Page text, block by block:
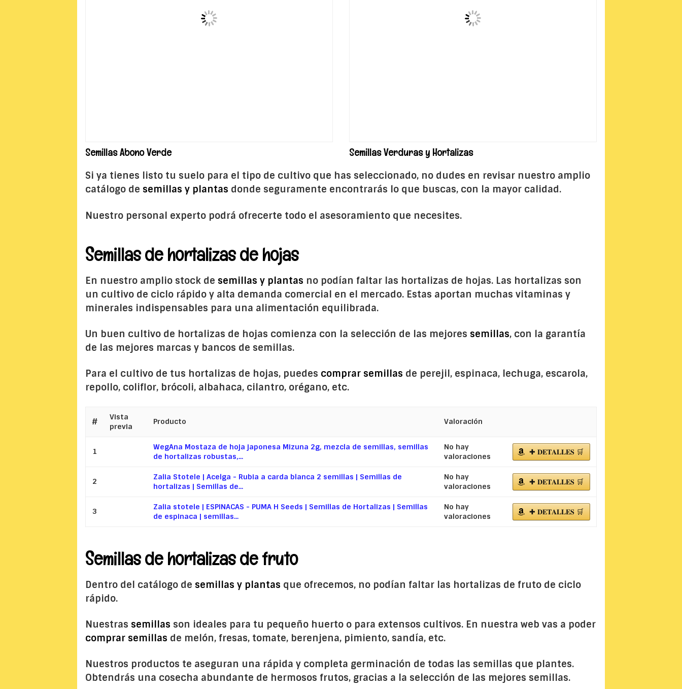
Semillas Abono Verde Semillas Verduras y Hortalizas
Si ya tienes listo tu suelo para el tipo de cultivo que has seleccionado, no dudes en revisar nuestro amplio
catálogo de semillas y plantas donde seguramente encontrarás lo que buscas, con la mayor calidad.
Nuestro personal experto podrá ofrecerte todo el asesoramiento que necesites.
Semillas de hortalizas de hojas
En nuestro amplio stock de semillas y plantas no podían faltar las hortalizas de hojas. Las hortalizas son
un cultivo de ciclo rápido y alta demanda comercial en el mercado. Estas aportan muchas vitaminas y
minerales indispensables para una alimentación equilibrada.
Un buen cultivo de hortalizas de hojas comienza con la selección de las mejores semillas, con la garantía
de las mejores marcas y bancos de semillas.
Para el cultivo de tus hortalizas de hojas, puedes comprar semillas de perejil, espinaca, lechuga, escarola,
repollo, coliflor, brócoli, albahaca, cilantro, orégano, etc.
#
Vista
previa
Producto Valoración
1
WegAna Mostaza de hoja japonesa Mizuna 2g, mezcla de semillas, semillas
de hortalizas robustas,...
No hay
valoraciones
✚ 𝐃𝐄𝐓𝐀𝐋𝐋𝐄𝐒 🛒
2
Zalia Stotele | Acelga - Rubia a carda blanca 2 semillas | Semillas de
hortalizas | Semillas de...
No hay
valoraciones
✚ 𝐃𝐄𝐓𝐀𝐋𝐋𝐄𝐒 🛒
3
Zalia stotele | ESPINACAS - PUMA H Seeds | Semillas de Hortalizas | Semillas
de espinaca | semillas...
No hay
valoraciones
✚ 𝐃𝐄𝐓𝐀𝐋𝐋𝐄𝐒 🛒
Semillas de hortalizas de fruto
Dentro del catálogo de semillas y plantas que ofrecemos, no podían faltar las hortalizas de fruto de ciclo
rápido.
Nuestras semillas son ideales para tu pequeño huerto o para extensos cultivos. En nuestra web vas a poder
comprar semillas de melón, fresas, tomate, berenjena, pimiento, sandía, etc.
Nuestros productos te aseguran una rápida y completa germinación de todas las semillas que plantes.
Obtendrás una cosecha abundante de hermosos frutos, gracias a la selección de las mejores semillas.